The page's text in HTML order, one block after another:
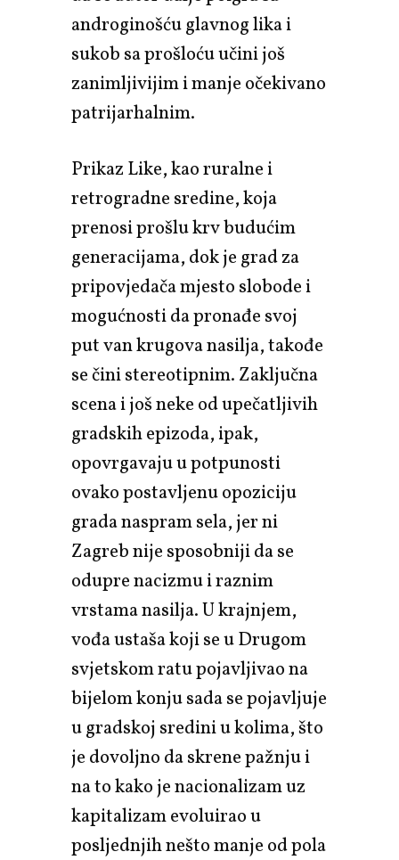
androginošću glavnog lika i
sukob sa prošloću učini još
zanimljivijim i manje očekivano
patrijarhalnim.
Prikaz Like, kao ruralne i
retrogradne sredine, koja
prenosi prošlu krv budućim
generacijama, dok je grad za
pripovjedača mjesto slobode i
mogućnosti da pronađe svoj
put van krugova nasilja, takođe
se čini stereotipnim. Zaključna
scena i još neke od upečatljivih
gradskih epizoda, ipak,
opovrgavaju u potpunosti
ovako postavljenu opoziciju
grada naspram sela, jer ni
Zagreb nije sposobniji da se
odupre nacizmu i raznim
vrstama nasilja. U krajnjem,
vođa ustaša koji se u Drugom
svjetskom ratu pojavljivao na
bijelom konju sada se pojavljuje
u gradskoj sredini u kolima, što
je dovoljno da skrene pažnju i
na to kako je nacionalizam uz
kapitalizam evoluirao u
posljednjih nešto manje od pola